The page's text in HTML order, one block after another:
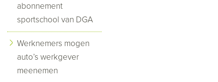
abonnement
sportschool van DGA
Werknemers mogen
auto’s werkgever
meenemen